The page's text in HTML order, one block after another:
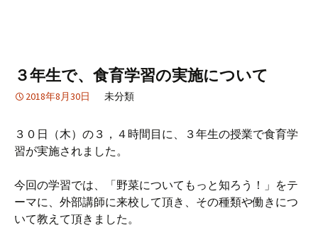
３年生で、食育学習の実施について
2018年8月30日 未分類
３０日（木）の３，４時間目に、３年生の授業で食育学
習が実施されました。
今回の学習では、「野菜についてもっと知ろう！」をテ
ーマに、外部講師に来校して頂き、その種類や働きにつ
いて教えて頂きました。